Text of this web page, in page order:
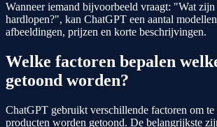
Wanneer iemand bijvoorbeeld vraagt: "Wat zijn
hardlopen?", kan ChatGPT een aantal
afbeeldingen, prijzen en korte beschrijvingen.
Welke factoren bepalen
getoond worden?
ChatGPT gebruikt verschillende factoren om
producten worden getoond. De belangrijkste